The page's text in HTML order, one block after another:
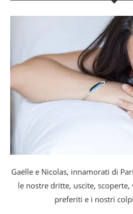
Gaëlle e Nicolas, innamorati di
le nostre dritte, uscite,
preferiti e i nostri